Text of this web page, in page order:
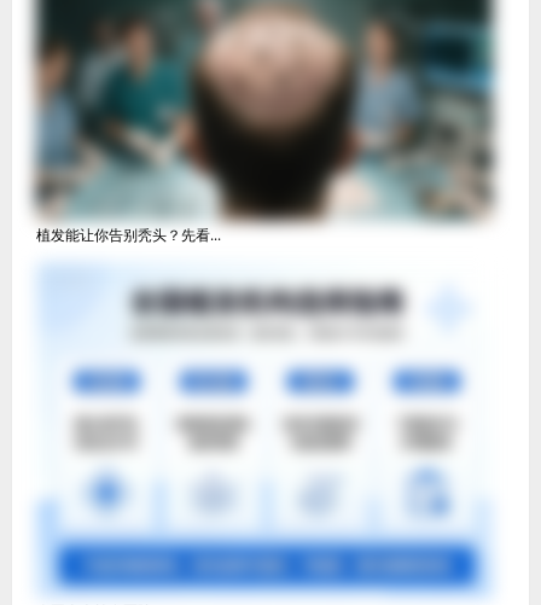
‌植发能让你告别秃头？先看...